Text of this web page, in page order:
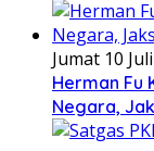
Jumat 10
Herman Fu
Negara,